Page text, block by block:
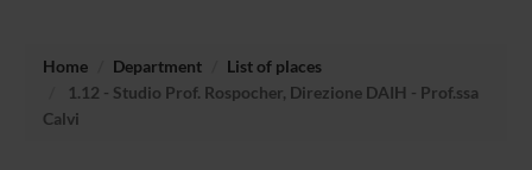
Home Department
List of places
1.12 - Studio Prof. Rospocher, Direzione DAIH - Prof.ssa
Calvi